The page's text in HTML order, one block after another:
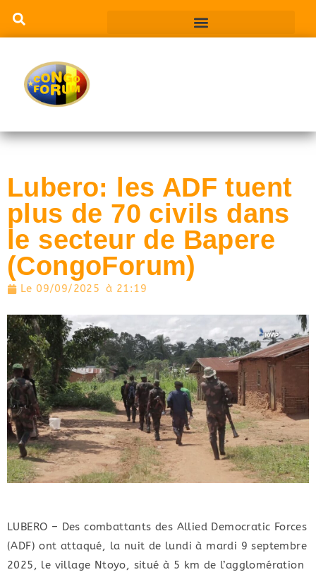
Lubero: les ADF tuent
plus de 70 civils dans
le secteur de Bapere
(CongoForum)
Le 09/09/2025 à 21:19
LUBERO – Des combattants des Allied Democratic Forces
(ADF) ont attaqué, la nuit de lundi à mardi 9 septembre
2025, le village Ntoyo, situé à 5 km de l’agglomération